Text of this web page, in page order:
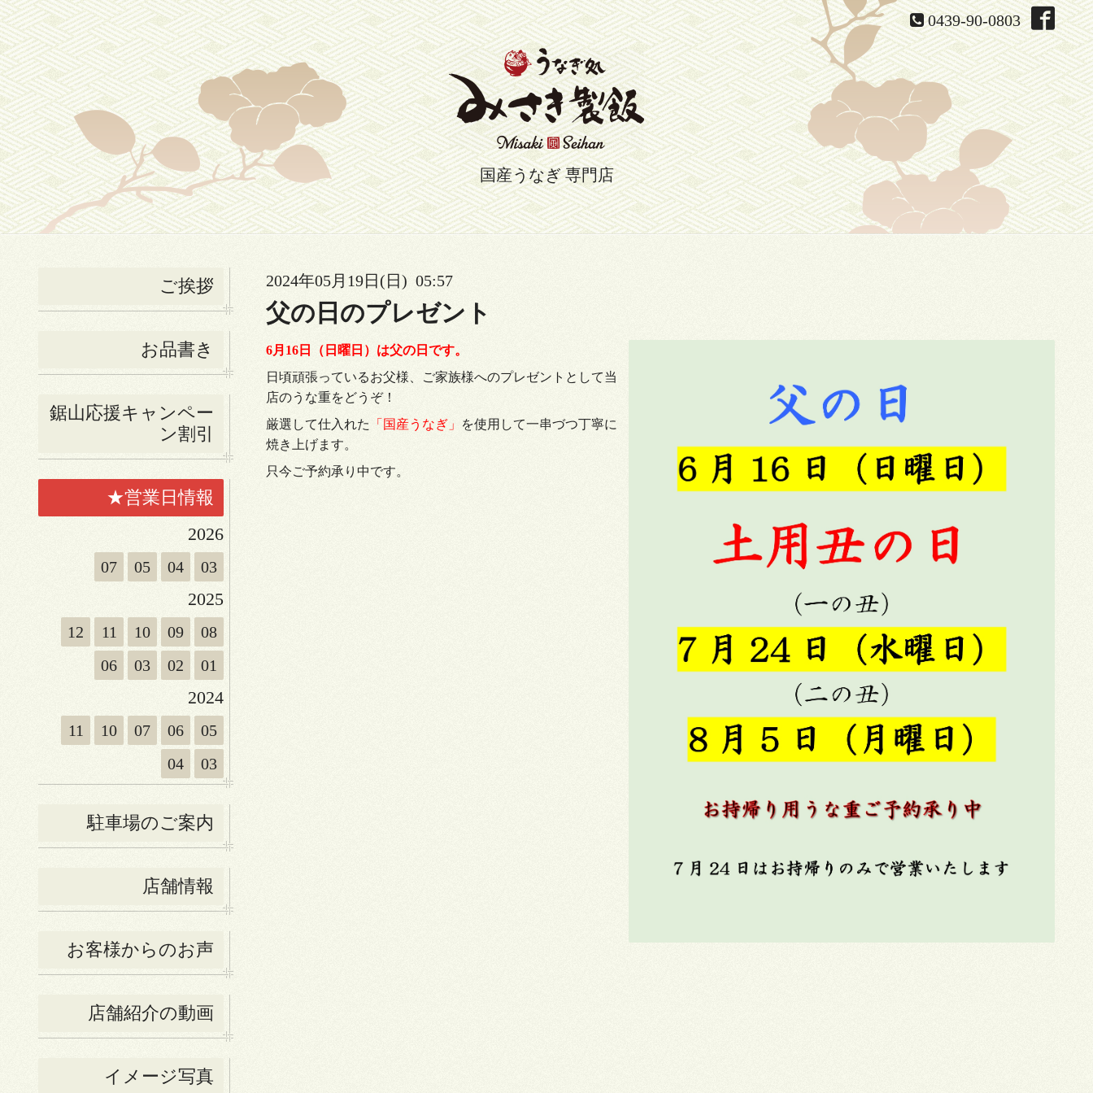
0439-90-0803
国産うなぎ 専門店
ご挨拶
お品書き
鋸山応援キャンペー
ン割引
★営業日情報
2026
07 05 04 03
2025
12 11 10 09
08
06
03 02 01
2024
11 10 07 06
05
04
03
駐車場のご案内
店舗情報
お客様からのお声
店舗紹介の動画
イメージ写真
2024年05月19日(日) 05:57
父の日のプレゼント
6月16日（日曜日）は父の日です。
日頃頑張っているお父様、ご家族様へのプレゼントとして当
店のうな重をどうぞ！
厳選して仕入れた
「国産うなぎ」
を使用して一串づつ丁寧に
焼き上げます。
只今ご予約承り中です。